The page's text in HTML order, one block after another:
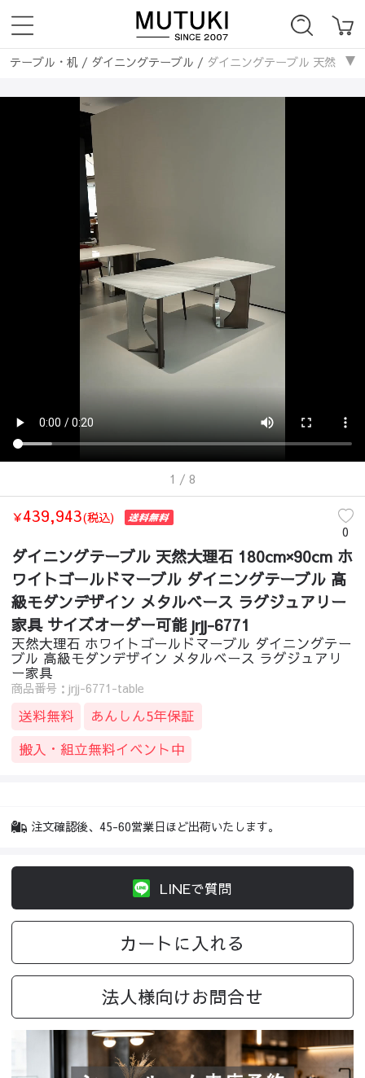
テーブル・机 / ダイニングテーブル / ダイニングテーブル 天然大
1 / 8
￥439,943(税込)
0
ダイニングテーブル 天然大理石 180cm×90cm ホ
ワイトゴールドマーブル ダイニングテーブル 高
級モダンデザイン メタルベース ラグジュアリー
家具 サイズオーダー可能 jrjj-6771
天然大理石 ホワイトゴールドマーブル ダイニングテー
ブル 高級モダンデザイン メタルベース ラグジュアリ
ー家具
商品番号：jrjj-6771-table
送料無料
あんしん5年保証
搬入・組立無料イベント中
注文確認後、45-60営業日ほど出荷いたします。
LINEで質問
カートに入れる
法人様向けお問合せ